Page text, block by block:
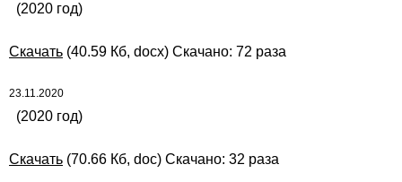
(2020 год)
Скачать (40.59 Кб, docx) Скачано: 72 раза
23.11.2020
(2020 год)
Скачать (70.66 Кб, doc) Скачано: 32 раза